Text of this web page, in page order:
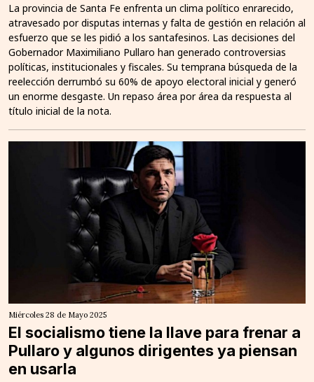
La provincia de Santa Fe enfrenta un clima político enrarecido,
atravesado por disputas internas y falta de gestión en relación al
esfuerzo que se les pidió a los santafesinos. Las decisiones del
Gobernador Maximiliano Pullaro han generado controversias
políticas, institucionales y fiscales. Su temprana búsqueda de la
reelección derrumbó su 60% de apoyo electoral inicial y generó
un enorme desgaste. Un repaso área por área da respuesta al
título inicial de la nota.
Miércoles 28 de Mayo 2025
El socialismo tiene la llave para frenar a
Pullaro y algunos dirigentes ya piensan
en usarla